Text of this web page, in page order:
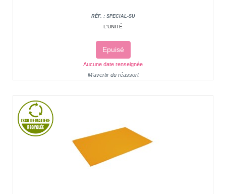
RÉF. : SPECIAL-SU
L'UNITÉ
Epuisé
Aucune date renseignée
M'avertir du réassort